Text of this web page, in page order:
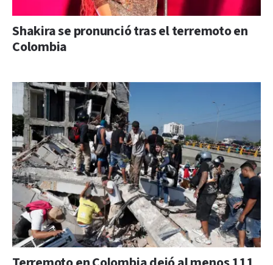
Shakira se pronunció tras el terremoto en
Colombia